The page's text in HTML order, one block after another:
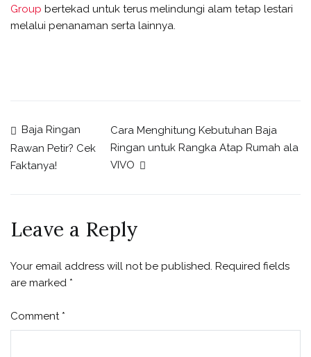
Group bertekad untuk terus melindungi alam tetap lestari
melalui penanaman serta lainnya.
Baja Ringan
Rawan Petir? Cek
Faktanya!
Cara Menghitung Kebutuhan Baja
Ringan untuk Rangka Atap Rumah ala
VIVO
Leave a Reply
Your email address will not be published. Required fields
are marked *
Comment *